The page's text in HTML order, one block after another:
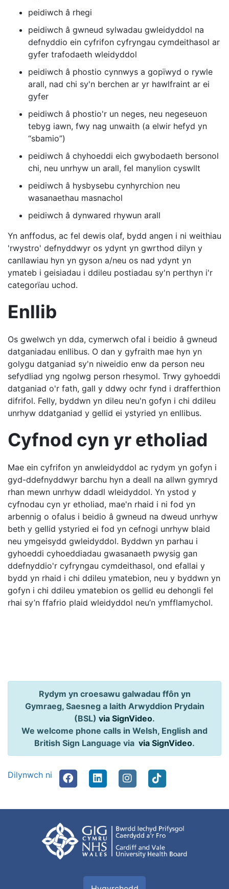
peidiwch â rhegi
peidiwch â gwneud sylwadau gwleidyddol na
defnyddio ein cyfrifon cyfryngau cymdeithasol ar
gyfer trafodaeth wleidyddol
peidiwch â phostio cynnwys a gopïwyd o rywle
arall, nad chi sy'n berchen ar yr hawlfraint ar ei
gyfer
peidiwch â phostio'r un neges, neu negeseuon
tebyg iawn, fwy nag unwaith (a elwir hefyd yn
“sbamio”)
peidiwch â chyhoeddi eich gwybodaeth bersonol
chi, neu unrhyw un arall, fel manylion cyswllt
peidiwch â hysbysebu cynhyrchion neu
wasanaethau masnachol
peidiwch â dynwared rhywun arall
Yn anffodus, ac fel dewis olaf, bydd angen i ni weithiau
'rwystro' defnyddwyr os ydynt yn gwrthod dilyn y
canllawiau hyn yn gyson a/neu os nad ydynt yn
ymateb i geisiadau i ddileu postiadau sy'n perthyn i'r
categorïau uchod.
Enllib
Os gwelwch yn dda, cymerwch ofal i beidio â gwneud
datganiadau enllibus. O dan y gyfraith mae hyn yn
golygu datganiad sy'n niweidio enw da person neu
sefydliad yng ngolwg person rhesymol. Trwy gyhoeddi
datganiad o'r fath, gall y ddwy ochr fynd i drafferthion
difrifol. Felly, byddwn yn dileu neu'n gofyn i chi ddileu
unrhyw ddatganiad y gellid ei ystyried yn enllibus.
Cyfnod cyn yr etholiad
Mae ein cyfrifon yn anwleidyddol ac rydym yn gofyn i
gyd-ddefnyddwyr barchu hyn a deall na allwn gymryd
rhan mewn unrhyw ddadl wleidyddol. Yn ystod y
cyfnodau cyn yr etholiad, mae'n rhaid i ni fod yn
arbennig o ofalus i beidio â gwneud na dweud unrhyw
beth y gellid ystyried ei fod yn cefnogi unrhyw blaid
neu ymgeisydd gwleidyddol. Byddwn yn parhau i
gyhoeddi cyhoeddiadau gwasanaeth pwysig gan
ddefnyddio'r cyfryngau cymdeithasol, ond efallai y
bydd yn rhaid i chi ddileu ymatebion, neu y byddwn yn
gofyn i chi ddileu ymatebion os gellid eu dehongli fel
rhai sy’n ffafrio plaid wleidyddol neu’n ymfflamychol.
Rydym yn croesawu galwadau ffôn yn
Gymraeg, Saesneg a Iaith Arwyddion Prydain
(BSL) via SignVideo.
We welcome phone calls in Welsh, English and
British Sign Language via via SignVideo.
Dilynwch ni